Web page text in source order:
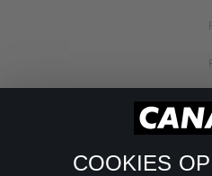
COOKIES